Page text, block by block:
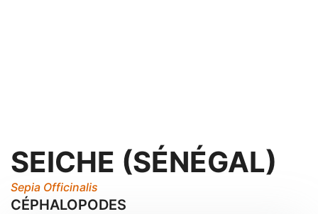
SEICHE (SÉNÉGAL)
Sepia Officinalis
CÉPHALOPODES